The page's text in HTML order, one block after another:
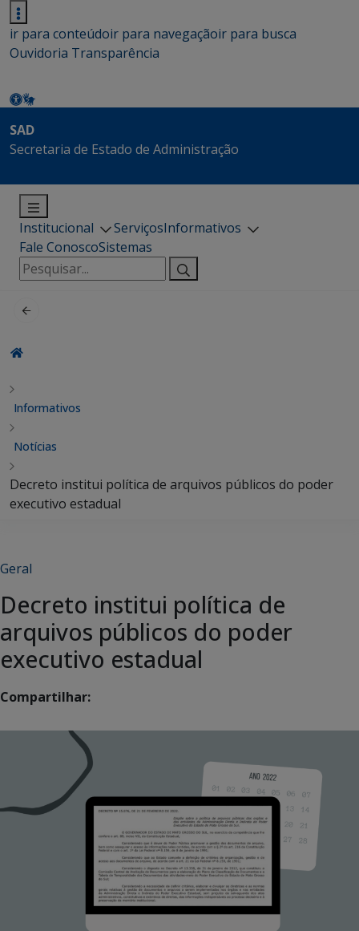
ir para conteúdoir para navegaçãoir para busca
Ouvidoria Transparência
SAD
Secretaria de Estado de Administração
Institucional ServiçosInformativos
Fale ConoscoSistemas
Pesquisar
por:
Informativos
Notícias
Decreto institui política de arquivos públicos do poder
executivo estadual
Geral
Decreto institui política de
arquivos públicos do poder
executivo estadual
Compartilhar: